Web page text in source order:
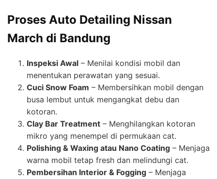
Proses Auto Detailing Nissan
March di Bandung
Inspeksi Awal – Menilai kondisi mobil dan
menentukan perawatan yang sesuai.
Cuci Snow Foam – Membersihkan mobil dengan
busa lembut untuk mengangkat debu dan
kotoran.
Clay Bar Treatment – Menghilangkan kotoran
mikro yang menempel di permukaan cat.
Polishing & Waxing atau Nano Coating – Menjaga
warna mobil tetap fresh dan melindungi cat.
Pembersihan Interior & Fogging – Menjaga